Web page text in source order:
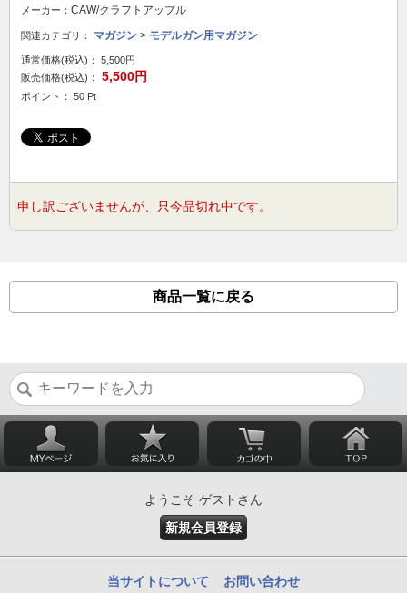
メーカー： CAW/クラフトアップル
関連カテゴリ： マガジン > モデルガン用マガジン
通常価格(税込)：
5,500円
販売価格(税込)：
5,500円
ポイント： 50 Pt
申し訳ございませんが、只今品切れ中です。
商品一覧に戻る
ようこそ ゲストさん
新規会員登録
当サイトについて お問い合わせ